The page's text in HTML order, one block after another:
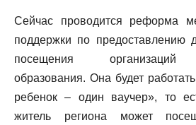
Сейчас проводится реформа
поддержки по предоставлению
посещения организаций
образования. Она будет
ребенок – один ваучер», то
житель региона может